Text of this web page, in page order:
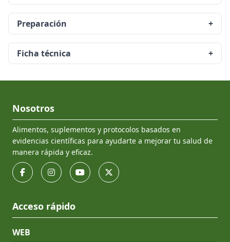
Preparación +
Ficha técnica +
Nosotros
Alimentos, suplementos y protocolos basados en
evidencias científicas para ayudarte a mejorar tu salud de
manera rápida y eficaz.
Acceso rápido
WEB